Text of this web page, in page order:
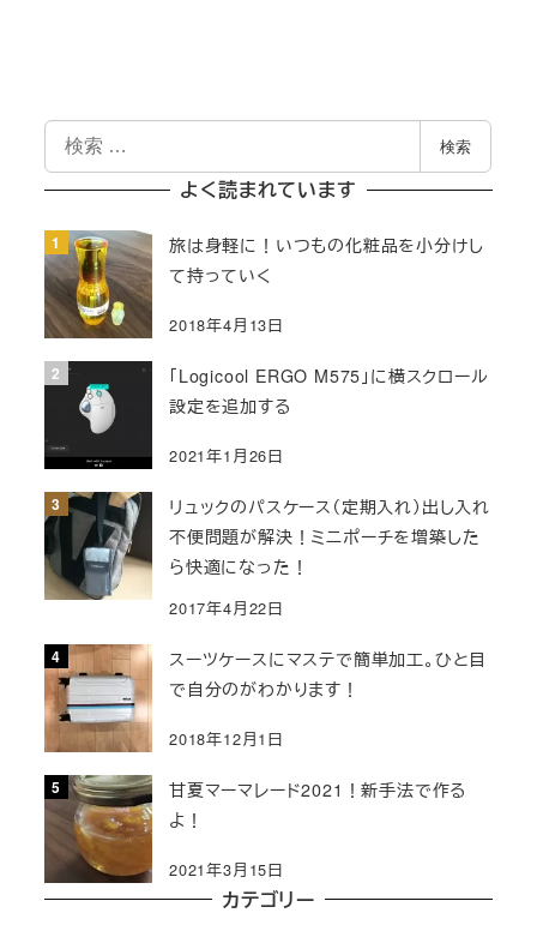
索
検索
よく読まれています
旅は身軽に！いつもの化粧品を小分けし
て持っていく
2018年4月13日
「Logicool ERGO M575」に横スクロール
設定を追加する
2021年1月26日
リュックのパスケース（定期入れ）出し入れ
不便問題が解決！ミニポーチを増築した
ら快適になった！
2017年4月22日
スーツケースにマステで簡単加工。ひと目
で自分のがわかります！
2018年12月1日
甘夏マーマレード2021！新手法で作る
よ！
2021年3月15日
カテゴリー